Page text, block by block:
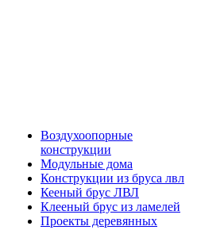
Воздухоопорные
конструкции
Модульные дома
Конструкции из бруса лвл
Кееный брус ЛВЛ
Клееный брус из ламелей
Проекты деревянных